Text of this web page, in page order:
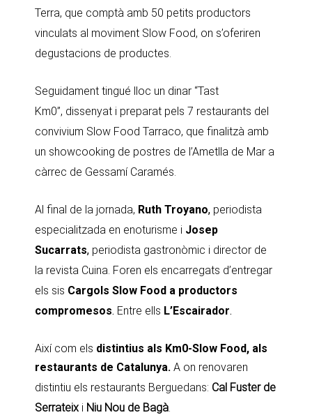
Terra, que comptà amb 50 petits productors
vinculats al moviment Slow Food, on s’oferiren
degustacions de productes.
Seguidament tingué lloc un dinar “Tast
Km0”, dissenyat i preparat pels 7 restaurants del
convivium Slow Food Tarraco, que finalitzà amb
un showcooking de postres de l’Ametlla de Mar a
càrrec de Gessamí Caramés.
Al final de la jornada, Ruth Troyano, periodista
especialitzada en enoturisme i Josep
Sucarrats, periodista gastronòmic i director de
la revista Cuina. Foren els encarregats d’entregar
els sis Cargols Slow Food a productors
compromesos. Entre ells L’Escairador.
Així com els distintius als Km0-Slow Food, als
restaurants de Catalunya. A on renovaren
distintiu els restaurants Berguedans: Cal Fuster de
Serrateix i Niu Nou de Bagà